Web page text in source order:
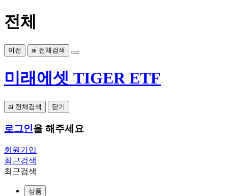
전체
이전 ai 전체검색
미래에셋 TIGER ETF
ai 전체검색 닫기
로그인을 해주세요
회원가입
최근검색
최근검색
상품